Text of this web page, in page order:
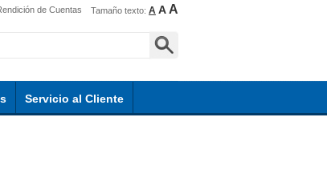
de Cuentas Tamaño texto: A A A
Servicio al Cliente